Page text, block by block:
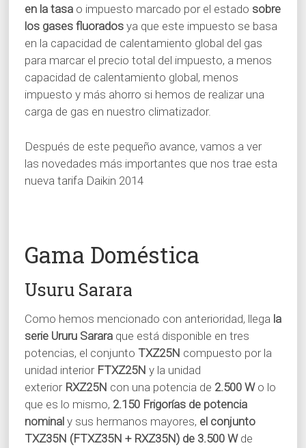
en la tasao impuesto marcado por el estado sobre
los gases fluoradosya que este impuesto se basa
en la capacidad de calentamiento global del gas
para marcar el precio total del impuesto, a menos
capacidad de calentamiento global, menos
impuesto y más ahorro si hemos de realizar una
carga de gas en nuestro climatizador.
Después de este pequeño avance, vamos a ver
las novedades más importantes que nos trae esta
nueva tarifa Daikin 2014
Gama Doméstica
Usuru Sarara
Como hemos mencionado con anterioridad, llegala
serie Ururu Sararaque está disponible en tres
potencias, el conjunto TXZ25N compuesto por la
unidad interior FTXZ25N y la unidad
exterior RXZ25N con una potencia de 2.500 Wo lo
que es lo mismo, 2.150 Frigorías de potencia
nominaly sus hermanos mayores, el conjunto
TXZ35N (FTXZ35N + RXZ35N) de 3.500 Wde